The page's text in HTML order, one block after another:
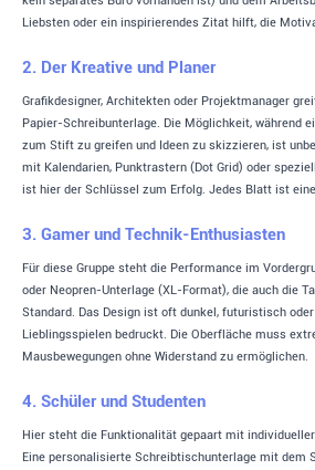
Liebsten oder ein inspirierendes Zitat hilft, die
2. Der Kreative und Planer
Grafikdesigner, Architekten oder Projektmanager
Papier-Schreibunterlage. Die Möglichkeit, während
zum Stift zu greifen und Ideen zu skizzieren, ist
mit Kalendarien, Punktrastern (Dot Grid) oder
ist hier der Schlüssel zum Erfolg. Jedes Blatt ist
3. Gamer und Technik-Enthusiasten
Für diese Gruppe steht die Performance im
oder Neopren-Unterlage (XL-Format), die auch die
Standard. Das Design ist oft dunkel, futuristisch
Lieblingsspielen bedruckt. Die Oberfläche muss
Mausbewegungen ohne Widerstand zu ermöglichen.
4. Schüler und Studenten
Hier steht die Funktionalität gepaart mit
Eine personalisierte Schreibtischunterlage mit dem